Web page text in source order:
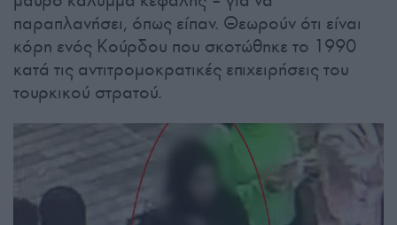
παραπλανήσει, όπως είπαν. Θεωρούν ότι είναι
κόρη ενός Κούρδου που σκοτώθηκε το 1990
κατά τις αντιτρομοκρατικές επιχειρήσεις του
τουρκικού στρατού.